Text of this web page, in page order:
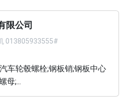
限公司
013805933555#
车轮毂螺栓;钢板销;钢板中心
母;...